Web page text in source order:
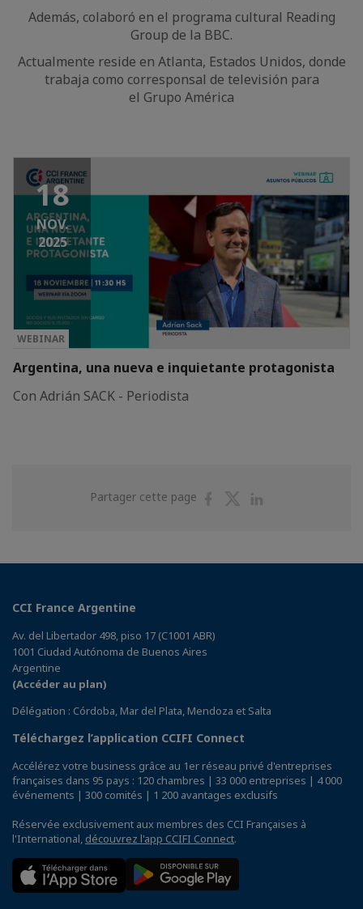
Además, colaboró en el programa cultural Reading
Group de la BBC.
Actualmente reside en Atlanta, Estados Unidos, donde
trabaja como corresponsal de televisión para
el Grupo América
18
NOV.
2025
WEBINAR
Argentina, una nueva e inquietante protagonista
Con Adrián SACK - Periodista
Partager cette page
PartagerPartager
CCI France Argentine
Av. del Libertador 498, piso 17 (C1001 ABR)
1001 Ciudad Autónoma de Buenos Aires
Argentine
(Accéder au plan)
Délégation : Córdoba, Mar del Plata, Mendoza et Salta
Téléchargez l’application CCIFI Connect
Accélérez votre business grâce au 1er réseau privé d'entreprises
françaises dans 95 pays : 120 chambres | 33 000 entreprises | 4 000
événements | 300 comités | 1 200 avantages exclusifs
Réservée exclusivement aux membres des CCI Françaises à
l'International, découvrez l'app CCIFI Connect.